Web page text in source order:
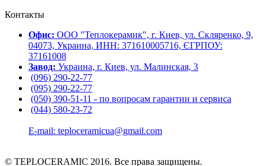
Контакты
Офис: ООО "Теплокерамик", г. Киев, ул. Скляренко, 9,
04073, Украина, ИНН: 371610005716, ЄГРПОУ:
37161008
Завод: Украина, г. Киев, ул. Малинская, 3
(096) 290-22-77
(095) 290-22-77
(050) 390-51-11 - по вопросам гарантии и cервиса
(044) 580-23-72
E-mail: teploceramicua@gmail.com
© TEPLOCERAMIC 2016. Все права защищены.